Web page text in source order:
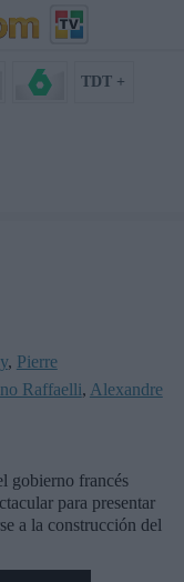
TDT +
, Pierre
Raffaelli, Alexandre
gobierno francés
para presentar
a la construcción del